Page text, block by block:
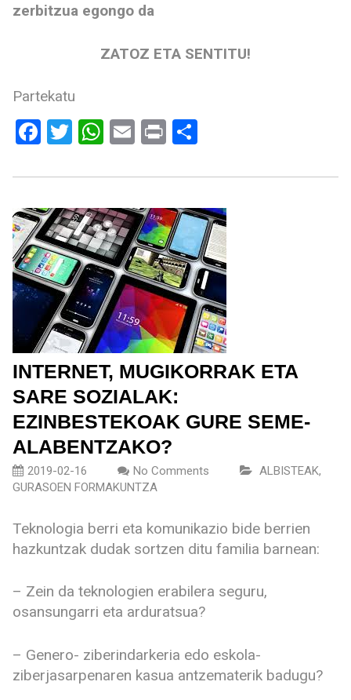
zerbitzua egongo da
ZATOZ ETA SENTITU!
Partekatu
Facebook
Twitter
WhatsApp
Email
PrintShare
INTERNET, MUGIKORRAK ETA
SARE SOZIALAK:
EZINBESTEKOAK GURE SEME-
ALABENTZAKO?
2019-02-16 No Comments ALBISTEAK,
GURASOEN FORMAKUNTZA
Teknologia berri eta komunikazio bide berrien
hazkuntzak dudak sortzen ditu familia barnean:
– Zein da teknologien erabilera seguru,
osansungarri eta arduratsua?
– Genero- ziberindarkeria edo eskola-
ziberjasarpenaren kasua antzematerik badugu?